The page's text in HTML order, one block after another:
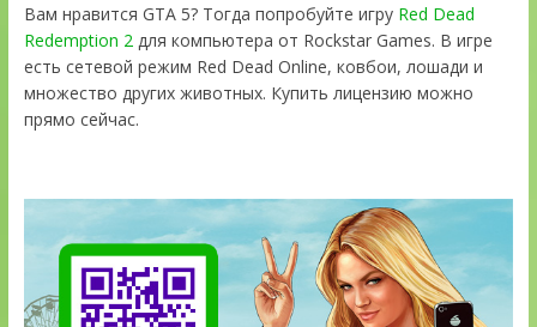
Вам нравится GTA 5? Тогда попробуйте игру Red Dead
Redemption 2для компьютера от Rockstar Games. В игре
есть сетевой режим Red Dead Online, ковбои, лошади и
множество других животных. Купить лицензию можно
прямо сейчас.